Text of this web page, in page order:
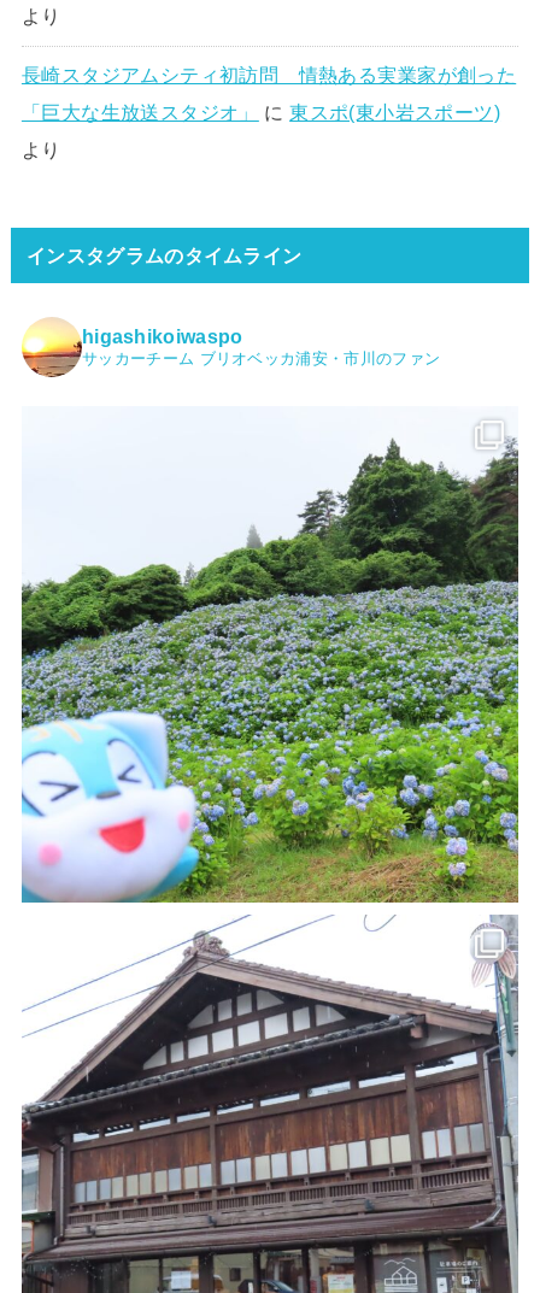
より
長崎スタジアムシティ初訪問 情熱ある実業家が創った
「巨大な生放送スタジオ」
に東スポ(東小岩スポーツ)
より
インスタグラムのタイムライン
higashikoiwaspo
サッカーチーム ブリオベッカ浦安・市川のファン